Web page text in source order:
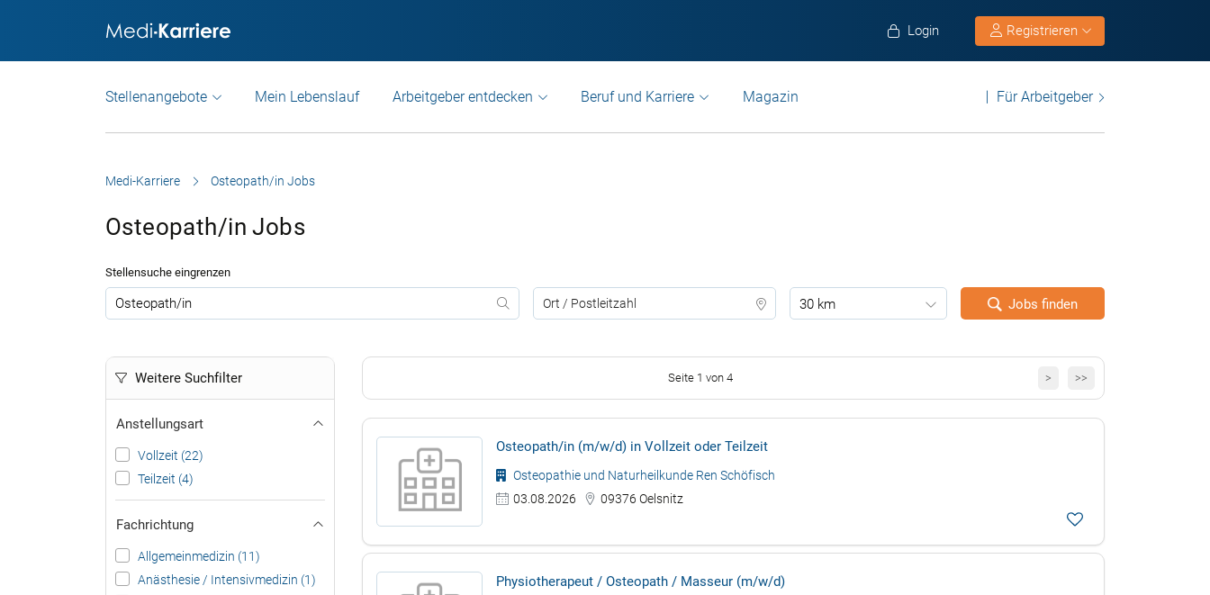
Login Registrieren
Stellenangebote Mein Lebenslauf Arbeitgeber entdecken Beruf und Karriere Magazin Für Arbeitgeber
Medi-Karriere Osteopath/in Jobs
Osteopath/in Jobs
Stellensuche eingrenzen
30 km Jobs finden
Weitere Suchfilter
Anstellungsart
Vollzeit (22)
Teilzeit (4)
Fachrichtung
Allgemeinmedizin (11)
Anästhesie / Intensivmedizin (1)
>>
Seite 1 von 4 >
Osteopath/in (m/w/d) in Vollzeit oder Teilzeit
Osteopathie und Naturheilkunde Ren Schöfisch
03.08.2026
09376 Oelsnitz
Physiotherapeut / Osteopath / Masseur (m/w/d)